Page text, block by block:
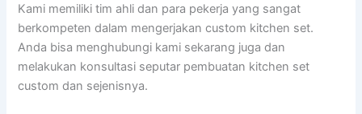
Kami memiliki tim ahli dan para pekerja yang sangat
berkompeten dalam mengerjakan custom kitchen set.
Anda bisa menghubungi kami sekarang juga dan
melakukan konsultasi seputar pembuatan kitchen set
custom dan sejenisnya.